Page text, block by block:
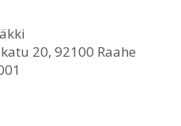
20, 92100 Raahe